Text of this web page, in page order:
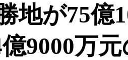
地が75億
億9000万